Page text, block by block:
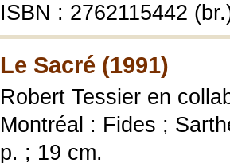
ISBN : 2762115442
Le Sacré (1991)
Robert Tessier en
Montréal : Fides ;
p. ; 19 cm.